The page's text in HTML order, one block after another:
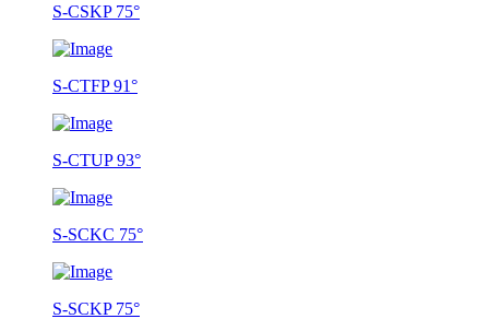
S-CSKP 75°
S-CTFP 91°
S-CTUP 93°
S-SCKC 75°
S-SCKP 75°